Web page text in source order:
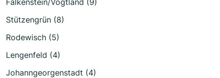
Stützengrün (8)
Rodewisch (5)
Lengenfeld (4)
Johanngeorgenstadt (4)